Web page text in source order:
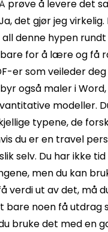
prøve å levere det
det gjør jeg
all denne hypen
for å lære og få
er som veileder
også maler i
modeller.
typene, de
du er en travel
selv. Du har ikke
men du kan
verdi ut av det, må
noen få utdrag
bruke det med en